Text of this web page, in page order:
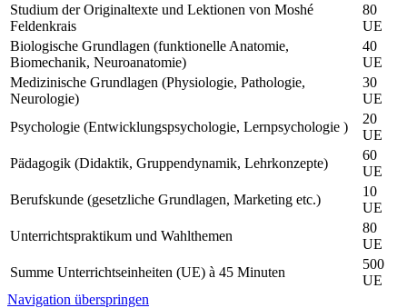
Summe Unterrichtseinheiten (UE) à 45 Minuten
500
UE
Studium der Originaltexte und Lektionen von Moshé
Feldenkrais
80
UE
Biologische Grundlagen (funktionelle Anatomie,
Biomechanik, Neuroanatomie)
40
UE
Medizinische Grundlagen (Physiologie, Pathologie,
Neurologie)
30
UE
Psychologie (Entwicklungspsychologie, Lernpsychologie )
20
UE
Pädagogik (Didaktik, Gruppendynamik, Lehrkonzepte)
60
UE
Berufskunde (gesetzliche Grundlagen, Marketing etc.)
10
UE
Unterrichtspraktikum und Wahlthemen
80
UE
Navigation überspringen